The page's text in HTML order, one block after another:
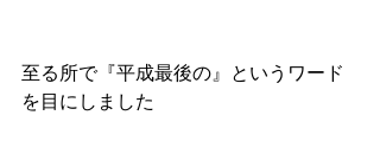
至る所で『平成最後の』というワード
を目にしました